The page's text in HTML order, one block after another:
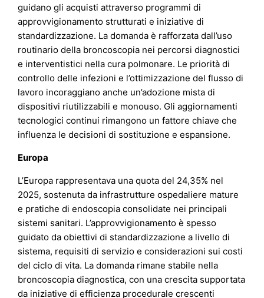
guidano gli acquisti attraverso programmi di
approvvigionamento strutturati e iniziative di
standardizzazione. La domanda è rafforzata dall’uso
routinario della broncoscopia nei percorsi diagnostici
e interventistici nella cura polmonare. Le priorità di
controllo delle infezioni e l’ottimizzazione del flusso di
lavoro incoraggiano anche un’adozione mista di
dispositivi riutilizzabili e monouso. Gli aggiornamenti
tecnologici continui rimangono un fattore chiave che
influenza le decisioni di sostituzione e espansione.
Europa
L’Europa rappresentava una quota del 24,35% nel
2025, sostenuta da infrastrutture ospedaliere mature
e pratiche di endoscopia consolidate nei principali
sistemi sanitari. L’approvvigionamento è spesso
guidato da obiettivi di standardizzazione a livello di
sistema, requisiti di servizio e considerazioni sui costi
del ciclo di vita. La domanda rimane stabile nella
broncoscopia diagnostica, con una crescita supportata
da iniziative di efficienza procedurale crescenti